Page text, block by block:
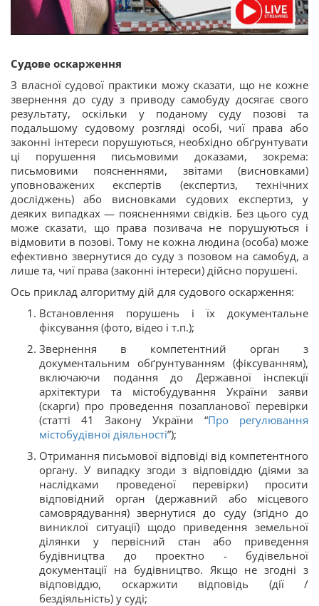
Судове оскарження
З власної судової практики можу сказати, що не кожне
звернення до суду з приводу самобуду досягає свого
результату, оскільки у поданому суду позові та
подальшому судовому розгляді особі, чиї права або
законні інтереси порушуються, необхідно обґрунтувати
ці порушення письмовими доказами, зокрема:
письмовими поясненнями, звітами (висновками)
уповноважених експертів (експертиз, технічних
досліджень) або висновками судових експертиз, у
деяких випадках — поясненнями свідків. Без цього суд
може сказати, що права позивача не порушуються і
відмовити в позові. Тому не кожна людина (особа) може
ефективно звернутися до суду з позовом на самобуд, а
лише та, чиї права (законні інтереси) дійсно порушені.
Ось приклад алгоритму дій для судового оскарження:
Встановлення порушень і їх документальне
фіксування (фото, відео і т.п.);
Звернення в компетентний орган з
документальним обґрунтуванням (фіксуванням),
включаючи подання до Державної інспекції
архітектури та містобудування України заяви
(скарги) про проведення позапланової перевірки
(статті 41 Закону України “Про регулювання
містобудівної діяльності”);
Отримання письмової відповіді від компетентного
органу. У випадку згоди з відповіддю (діями за
наслідками проведеної перевірки) просити
відповідний орган (державний або місцевого
самоврядування) звернутися до суду (згідно до
виниклої ситуації) щодо приведення земельної
ділянки у первісний стан або приведення
будівництва до проектно - будівельної
документації на будівництво. Якщо не згодні з
відповіддю, оскаржити відповідь (дії /
бездіяльність) у суді;